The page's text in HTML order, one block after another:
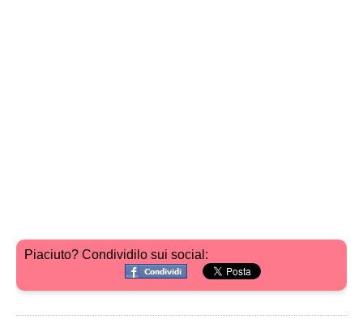
Piaciuto? Condividilo sui social: